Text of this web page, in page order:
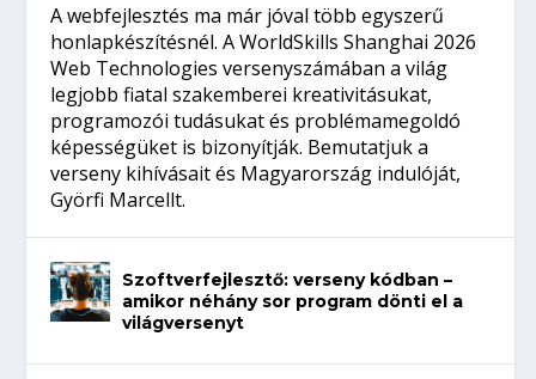
A webfejlesztés ma már jóval több egyszerű
honlapkészítésnél. A WorldSkills Shanghai 2026
Web Technologies versenyszámában a világ
legjobb fiatal szakemberei kreativitásukat,
programozói tudásukat és problémamegoldó
képességüket is bizonyítják. Bemutatjuk a
verseny kihívásait és Magyarország indulóját,
Györfi Marcellt.
Szoftverfejlesztő: verseny kódban –
amikor néhány sor program dönti el a
világversenyt